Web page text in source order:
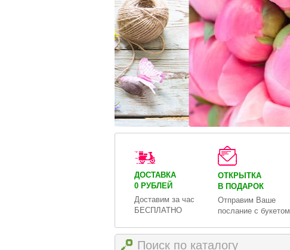
ДОСТАВКА
0 РУБЛЕЙ
Доставим за час
БЕСПЛАТНО
ОТКРЫТКА
В ПОДАРОК
Отправим Ваше
послание с букетом